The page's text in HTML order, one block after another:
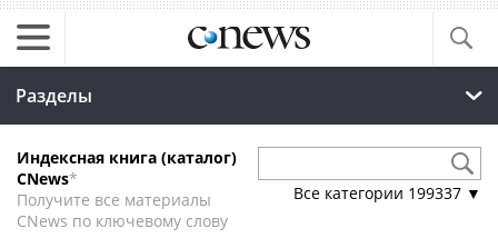
Разделы
Индексная книга (каталог)
CNews*
Получите все материалы
CNews по ключевому слову
Все категории 199337 ▼